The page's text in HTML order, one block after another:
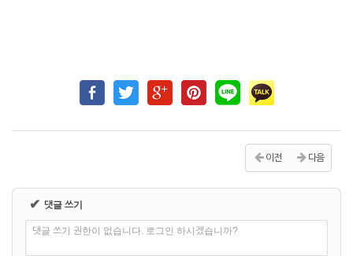
이전 다음
✔ 댓글 쓰기
댓글 쓰기 권한이 없습니다. 로그인 하시겠습니까?